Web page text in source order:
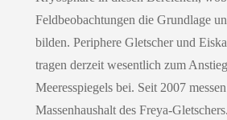
Feldbeobachtungen die Grundlage
bilden. Periphere Gletscher und
tragen derzeit wesentlich zum
Meeresspiegels bei. Seit 2007
Massenhaushalt des Freya-